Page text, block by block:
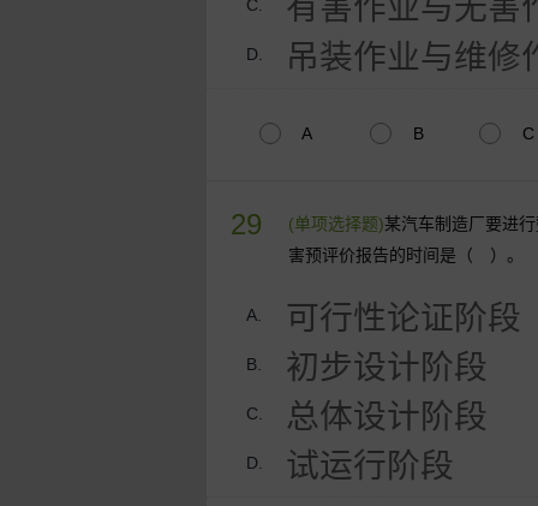
C. 有害作业与无害
D. 吊装作业与维修
A B C
29 (单项选择题)某汽车制造厂要进
害预评价报告的时间是（ ）。
A. 可行性论证阶段
B. 初步设计阶段
C. 总体设计阶段
D. 试运行阶段